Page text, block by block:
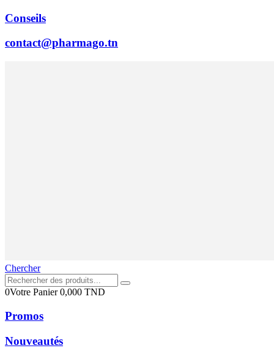
Conseils
contact@pharmago.tn
Chercher
0Votre Panier0,000 TND
Promos
Nouveautés